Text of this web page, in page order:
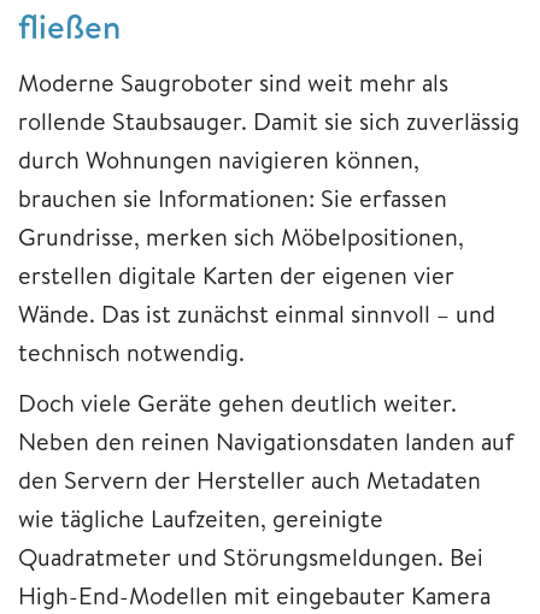
fließen
Moderne Saugroboter sind weit mehr als
rollende Staubsauger. Damit sie sich zuverlässig
durch Wohnungen navigieren können,
brauchen sie Informationen: Sie erfassen
Grundrisse, merken sich Möbelpositionen,
erstellen digitale Karten der eigenen vier
Wände. Das ist zunächst einmal sinnvoll – und
technisch notwendig.
Doch viele Geräte gehen deutlich weiter.
Neben den reinen Navigationsdaten landen auf
den Servern der Hersteller auch Metadaten
wie tägliche Laufzeiten, gereinigte
Quadratmeter und Störungsmeldungen. Bei
High-End-Modellen mit eingebauter Kamera